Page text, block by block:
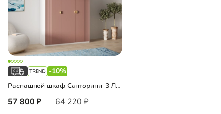
-10%
Распашной шкаф Санторини-3 Лайф с антресолью
57 800 64 220